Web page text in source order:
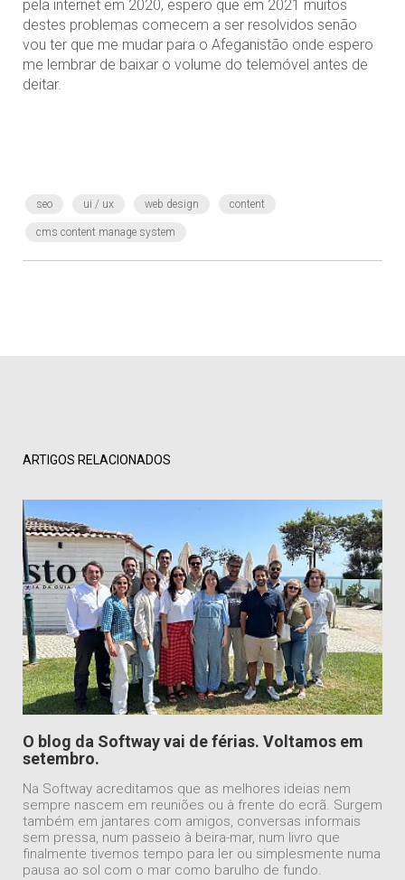
pela internet em 2020, espero que em 2021 muitos
destes problemas comecem a ser resolvidos senão
vou ter que me mudar para o Afeganistão onde espero
me lembrar de baixar o volume do telemóvel antes de
deitar.
seo ui / ux web design content
cms content manage system
ARTIGOS RELACIONADOS
O blog da Softway vai de férias. Voltamos em
setembro.
Na Softway acreditamos que as melhores ideias nem
sempre nascem em reuniões ou à frente do ecrã. Surgem
também em jantares com amigos, conversas informais
sem pressa, num passeio à beira-mar, num livro que
finalmente tivemos tempo para ler ou simplesmente numa
pausa ao sol com o mar como barulho de fundo.